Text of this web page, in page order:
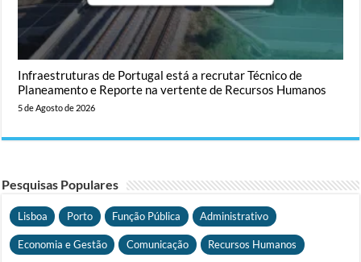
Infraestruturas de Portugal está a recrutar Técnico de
Planeamento e Reporte na vertente de Recursos Humanos
5 de Agosto de 2026
Pesquisas Populares
Lisboa Porto Função Pública Administrativo
Economia e Gestão Comunicação Recursos Humanos